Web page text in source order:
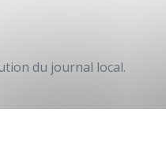
du journal local.